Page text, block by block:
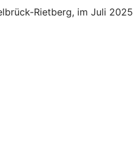
Rietberg, im Juli 2025